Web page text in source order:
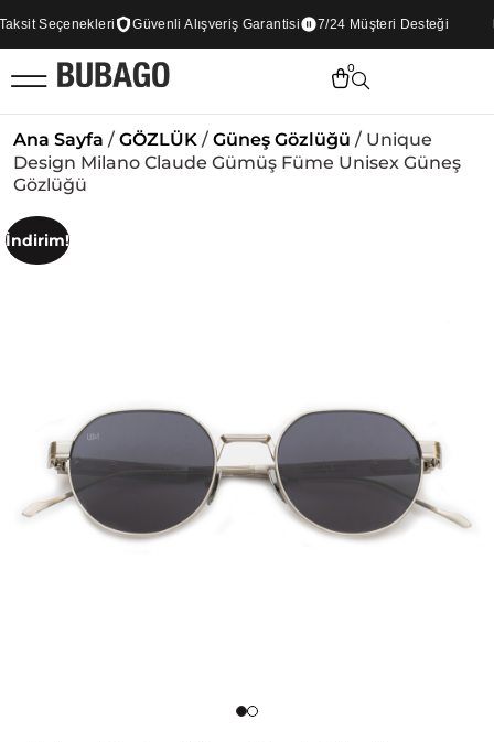
Seçenekleri Güvenli Alışveriş Garantisi 7/24 Müşteri Desteği
0
Ana Sayfa / GÖZLÜK / Güneş Gözlüğü / Unique
Design Milano Claude Gümüş Füme Unisex Güneş
Gözlüğü
İndirim!